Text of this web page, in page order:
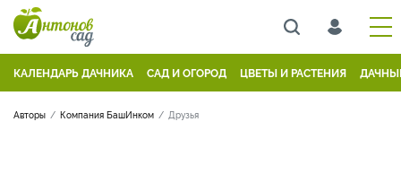
КАЛЕНДАРЬ ДАЧНИКА САД И ОГОРОД ЦВЕТЫ И РАСТЕНИЯ
Авторы Компания БашИнком Друзья